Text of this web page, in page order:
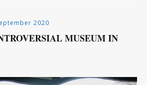
2020
MUSEUM IN